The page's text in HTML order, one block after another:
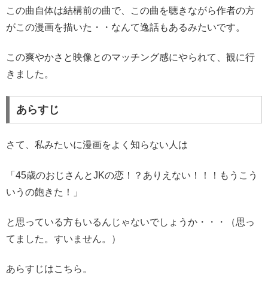
この曲自体は結構前の曲で、この曲を聴きながら作者の方
がこの漫画を描いた・・なんて逸話もあるみたいです。
この爽やかさと映像とのマッチング感にやられて、観に行
きました。
あらすじ
さて、私みたいに漫画をよく知らない人は
「45歳のおじさんとJKの恋！？ありえない！！！もうこう
いうの飽きた！」
と思っている方もいるんじゃないでしょうか・・・（思っ
てました。すいません。）
あらすじはこちら。